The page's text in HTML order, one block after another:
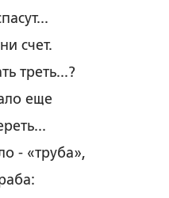
счет.
треть...?
еще
- «труба»,